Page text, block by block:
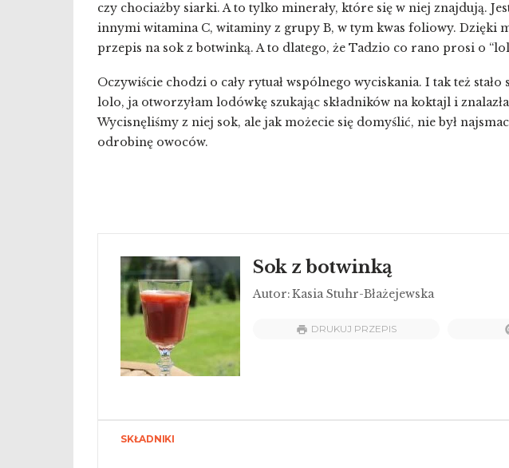
czy chociażby siarki. A to tylko minerały, które się w niej znajdują.
innymi witamina C, witaminy z grupy B, w tym kwas foliowy. Dzięki
przepis na sok z botwinką. A to dlatego, że Tadzio co rano prosi o
Oczywiście chodzi o cały rytuał wspólnego wyciskania. I tak też
lolo, ja otworzyłam lodówkę szukając składników na koktajl i
Wycisnęliśmy z niej sok, ale jak możecie się domyślić, nie był
odrobinę owoców.
Sok z botwinką
Autor:Kasia Stuhr-Błażejewska
DRUKUJ PRZEPIS
SKŁADNIKI